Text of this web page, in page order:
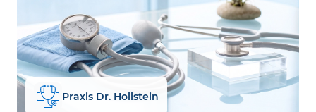
Praxis Dr. Hollstein